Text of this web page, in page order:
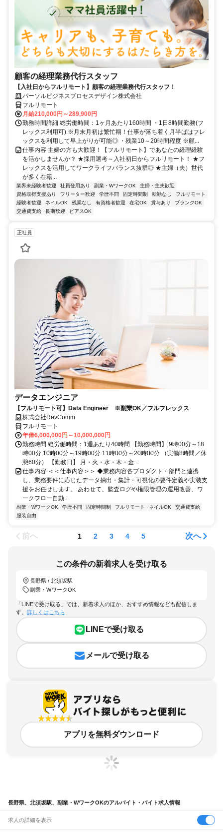
顧客の経理業務代行スタッフ
【入社日からフルリモート】顧客の経理業務代行スタッフ！
パーソルビジネスプロセスデザイン株式会社
フルリモート
月給210,000円～289,900円
勤務時間詳細 総労働時間：1ヶ月あたり160時間 ・1日8時間勤務(フ
レックス利用可) ※月末月初は繁忙期！仕事が落ち着く月半ばはフレ
ックスを利用して早上がりが可能◎ ・残業10～20時間程度 ※顧...
仕事内容 主婦の方も大歓迎！【フルリモート】であなたの経理経験
を活かしませんか？ ★採用選考～入社初日からフルリモート！ ★フ
レックスを活用してワークライフバランス抜群◎ ★主婦（夫）世代
が多く在籍...
業界未経験者歓迎 社員登用あり 副業・WワークOK
主婦・主夫歓迎
資格取得支援あり
フリーター歓迎 学歴不問 固定時間制 転勤なし
フルリモート
経験者歓迎
ネイルOK 残業なし 有資格者歓迎 在宅OK 賞与あり
ブランクOK
交通費支給
長期歓迎 ピアスOK
正社員
データエンジニア
【フルリモート可】Data Engineer ※副業OK／フルフレックス
株式会社RevComm
フルリモート
年俸6,000,000円～10,000,000円
勤務時間 総労働時間：1週あたり40時間 【勤務時間】 9時00分～18
時00分 10時00分～19時00分 11時00分～20時00分 （実働8時間／休
憩60分） 【勤務日】 月・火・水・木・金...
仕事内容 ＜＜仕事内容＞＞ ◆業務内容各プロダクト・部門と連携
し、業務要件に応じたデータ抽出・集計・可視化の要件定義や実装支
援をお任せします。 あわせて、監査ログや権限管理の運用改善、ワ
ークフロー自動...
副業・WワークOK 学歴不問 固定時間制 フルリモート ネイルOK
交通費支給
服装自由
前へ 1 2 3 4 5 次へ
この条件の新着求人を受け取る
長野県 / 北須坂駅
副業・WワークOK
「LINEで受け取る」では、新着求人のほか、おすすめ情報なども配信しま
す。 詳しくはこちら
LINEで受け取る
メールで受け取る
アプリを無料ダウンロード
長野県、北須坂駅、副業・WワークOKのアルバイト・バイト求人情報
求人の詳細を表示